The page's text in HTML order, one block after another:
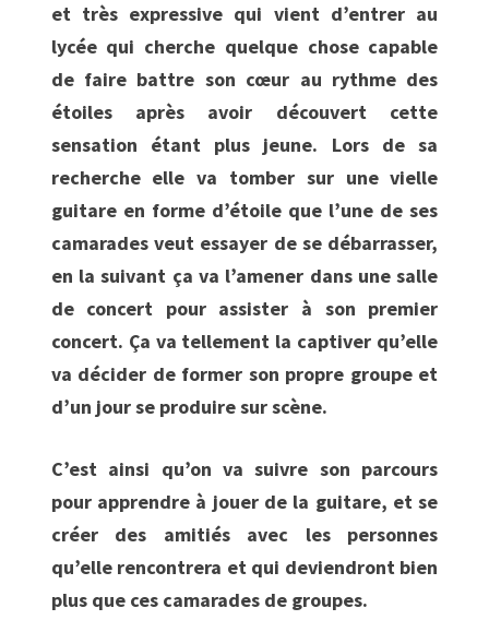
et très expressive qui vient d’entrer au
lycée qui cherche quelque chose capable
de faire battre son cœur au rythme des
étoiles après avoir découvert cette
sensation étant plus jeune. Lors de sa
recherche elle va tomber sur une vielle
guitare en forme d’étoile que l’une de ses
camarades veut essayer de se débarrasser,
en la suivant ça va l’amener dans une salle
de concert pour assister à son premier
concert. Ça va tellement la captiver qu’elle
va décider de former son propre groupe et
d’un jour se produire sur scène.
C’est ainsi qu’on va suivre son parcours
pour apprendre à jouer de la guitare, et se
créer des amitiés avec les personnes
qu’elle rencontrera et qui deviendront bien
plus que ces camarades de groupes.